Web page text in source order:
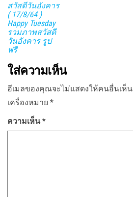
สวัสดีวันอังคาร
( 17/8/64 )
Happy Tuesday
รวมภาพสวัสดี
วันอังคาร รูป
ฟรี
ใส่ความเห็น
อีเมลของคุณจะไม่แสดงให้คนอื่นเห็น
เครื่องหมาย *
ความเห็น*